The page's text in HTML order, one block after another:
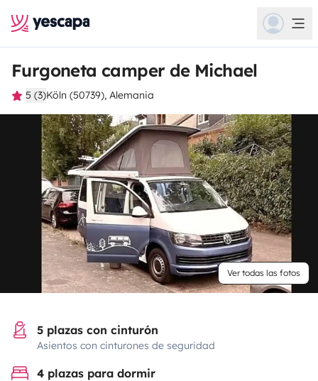
Furgoneta camper de Michael
5 (3)Köln (50739), Alemania
Ver todas las fotos
5 plazas con cinturón
Asientos con cinturones de seguridad
4 plazas para dormir